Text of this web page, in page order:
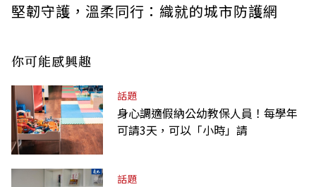
堅韌守護，溫柔同行：織就的城市防護網
你可能感興趣
話題
身心調適假納公幼教保人員！每學年
可請3天，可以「小時」請
話題